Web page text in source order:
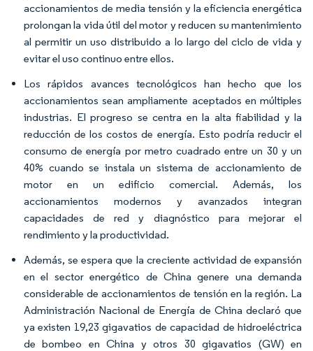
accionamientos de media tensión y la eficiencia energética
prolongan la vida útil del motor y reducen su mantenimiento
al permitir un uso distribuido a lo largo del ciclo de vida y
evitar el uso continuo entre ellos.
Los rápidos avances tecnológicos han hecho que los
accionamientos sean ampliamente aceptados en múltiples
industrias. El progreso se centra en la alta fiabilidad y la
reducción de los costos de energía. Esto podría reducir el
consumo de energía por metro cuadrado entre un 30 y un
40% cuando se instala un sistema de accionamiento de
motor en un edificio comercial. Además, los
accionamientos modernos y avanzados integran
capacidades de red y diagnóstico para mejorar el
rendimiento y la productividad.
Además, se espera que la creciente actividad de expansión
en el sector energético de China genere una demanda
considerable de accionamientos de tensión en la región. La
Administración Nacional de Energía de China declaró que
ya existen 19,23 gigavatios de capacidad de hidroeléctrica
de bombeo en China y otros 30 gigavatios (GW) en